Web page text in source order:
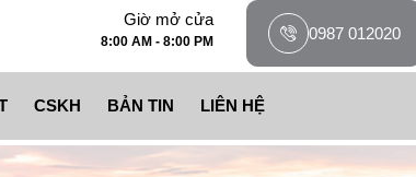
Giờ mở cửa
8:00 AM - 8:00 PM 0987 012020
CÔNG NGHIỆP
NÂNG HÀNG CÔNG NGHIỆP
CSKH
CHÍNH SÁCH ĐỔI TRẢ
BẢN TIN LIÊN HỆ